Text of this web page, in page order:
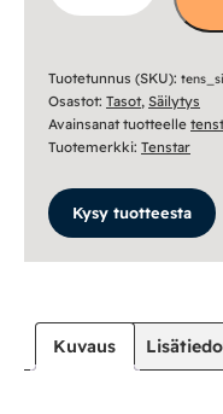
määrä
Tuotetunnus (SKU):
Osastot: Tasot, Säilytys
Avainsanat tuotteelle
Tuotemerkki: Tenstar
Kysy tuotteesta
Kuvaus